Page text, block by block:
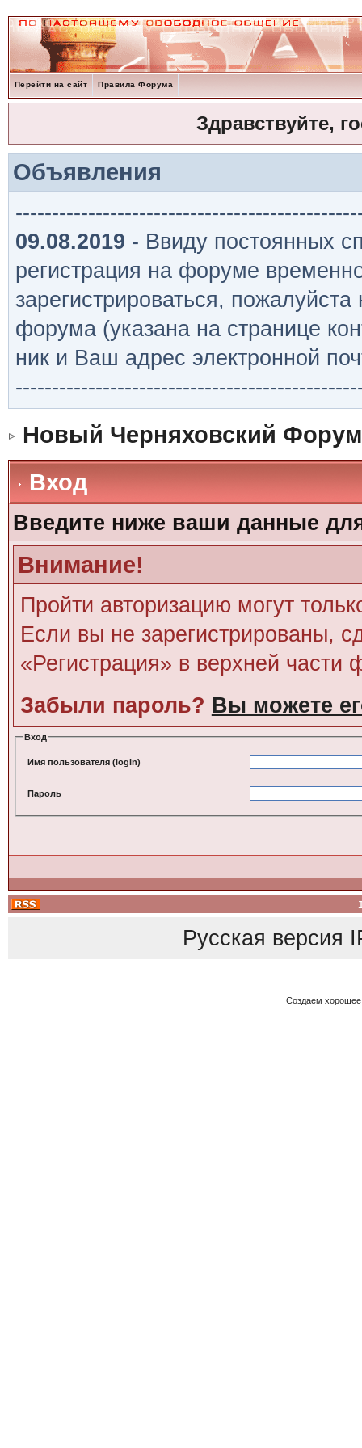
Перейти на сайт Правила Форума
Здравствуйте,
Объявления
09.08.2019 - Ввиду постоянных
регистрация на форуме
зарегистрироваться,
форума (указана на странице
ник и Ваш адрес электронной
Новый Черняховский Форум
Вход
Введите ниже ваши данные
Внимание!
Пройти авторизацию могут
Если вы не зарегистрированы,
«Регистрация» в верхней части
Забыли пароль? Вы можете
Вход
Имя пользователя (login)
Пароль
Русская версия
Создаем